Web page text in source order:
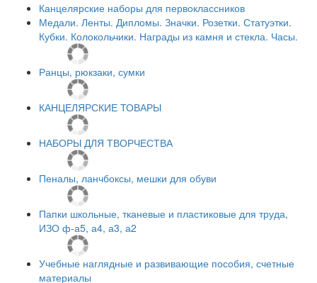
Канцелярские наборы для первоклассников
Медали. Ленты. Дипломы. Значки. Розетки. Статуэтки.
Кубки. Колокольчики. Награды из камня и стекла. Часы.
Ранцы, рюкзаки, сумки
КАНЦЕЛЯРСКИЕ ТОВАРЫ
НАБОРЫ ДЛЯ ТВОРЧЕСТВА
Пеналы, ланчбоксы, мешки для обуви
Папки школьные, тканевые и пластиковые для труда,
ИЗО ф-а5, а4, а3, а2
Учебные наглядные и развивающие пособия, счетные
материалы